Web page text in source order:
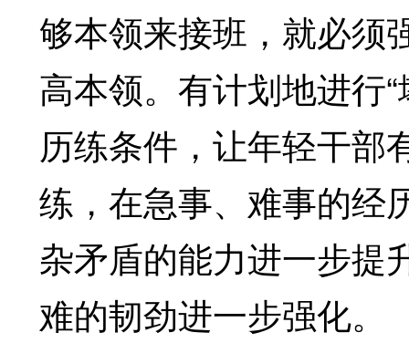
够本领来接班，就必须
高本领。有计划地进行
历练条件，让年轻干部
练，在急事、难事的经
杂矛盾的能力进一步提
难的韧劲进一步强化。